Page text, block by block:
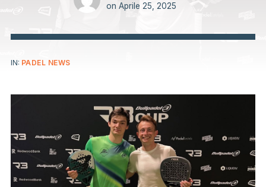
on Aprile 25, 2025
IN: PADEL NEWS